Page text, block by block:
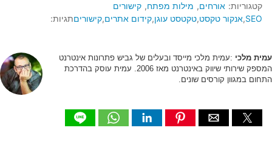
קטגוריות: אורחים מילות מפתח קישורים
SEO אנקור טקסט טקטסט עוגן קידום אתרים קישוריםתגיות:
עמית מלכי :עמית מלכי מייסד ובעלים של גביש פתרונות אינטרנט
המספק שירותי שיווק באינטרנט מאז 2006. עמית עוסק בהדרכת
התחום במגוון קורסים שונים.